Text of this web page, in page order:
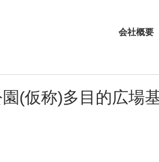
会社概要
(仮称)多目的広場